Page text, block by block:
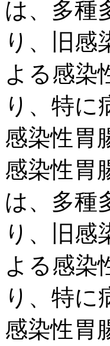
は、多種
り、旧感
よる感染
り、特に
感染性胃
感染性胃
は、多種
り、旧感
よる感染
り、特に
感染性胃